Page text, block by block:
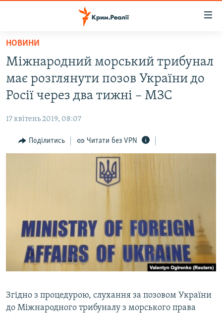
Перейти
основного
матеріалу
Перейти
до
основної
Перейти
до
ВОДА.КРИМ
ВІДЕО ТА ФОТО
БЛОГИ
ПОГЛЯД
ВІДЕОУРОКИ «ELIFBE»
СВІДЧЕННЯ ОКУПАЦІЇ
УКРАЇНСЬКА ПРОБЛЕМА КРИМУ
Русский
Qırımtatar
НОВИНИ
Міжнародний морський трибунал
має розглянути позов України до
Росії через два тижні – МЗС
17 квітень 2019, 08:07
Поділитись Читати без VPN
Згідно з процедурою, слухання за позовом України
до Міжнародного трибуналу з морського права